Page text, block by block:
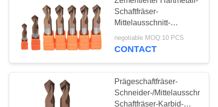
QUALITÄTSKONTROLLE
TRETEN
SIE
Aluminiumschaftfräser
Schaftfräser-
Mittelausschnitt-
Schaftfräser-Schneider
für Fräsmaschine CNC
negotiable MOQ:10 PCS
CONTACT
Prägeschaftfräser-
Schneider-/Mittelausschnitt-
Schaftfräser-Karbid-